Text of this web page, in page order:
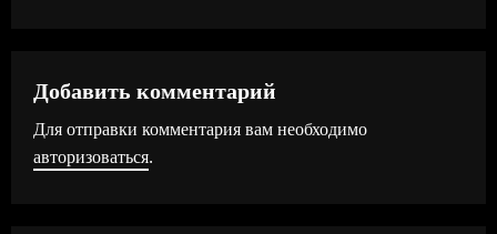
ж
и
Добавить комментарий
Для отправки комментария вам необходимо
авторизоваться.